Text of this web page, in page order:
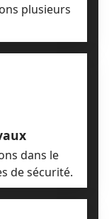
plusieurs
dans le
de sécurité.